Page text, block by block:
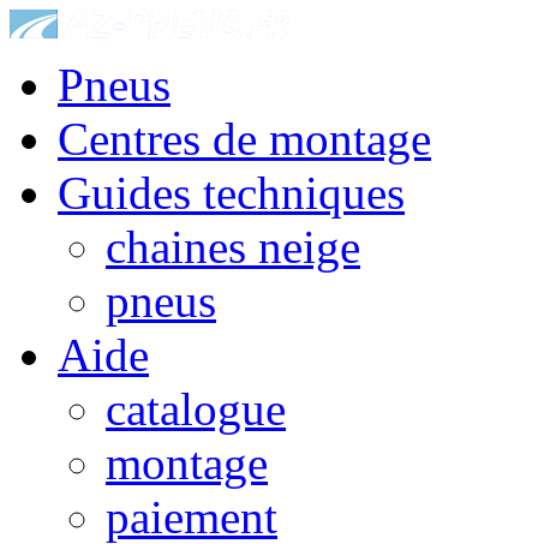
Pneus
Centres de montage
Guides techniques
chaines neige
pneus
Aide
catalogue
montage
paiement